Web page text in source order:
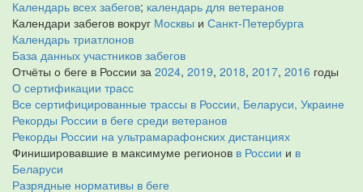
Календарь всех забегов; календарь для ветеранов
Календари забегов вокруг Москвы и Санкт-Петербурга
Календарь триатлонов
База данных участников забегов
Отчёты о беге в России за 2024, 2019, 2018, 2017, 2016 годы
О сертификации трасс
Все сертифицированные трассы в России, Беларуси, Украине
Рекорды России в беге среди ветеранов
Рекорды России на ультрамарафонских дистанциях
Финишировавшие в максимуме регионов в России и в
Беларуси
Разрядные нормативы в беге